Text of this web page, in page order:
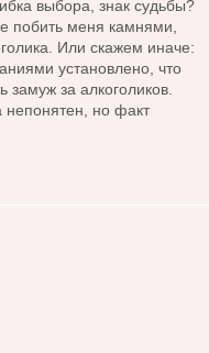
выбора, знак судьбы?
побить меня камнями,
Или скажем иначе:
установлено, что
замуж за алкоголиков.
непонятен, но факт